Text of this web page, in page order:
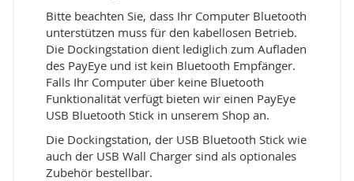
Bitte beachten Sie, dass Ihr Computer Bluetooth
unterstützen muss für den kabellosen Betrieb.
Die Dockingstation dient lediglich zum Aufladen
des PayEye und ist kein Bluetooth Empfänger.
Falls Ihr Computer über keine Bluetooth
Funktionalität verfügt bieten wir einen PayEye
USB Bluetooth Stick in unserem Shop an.
Die Dockingstation, der USB Bluetooth Stick wie
auch der USB Wall Charger sind als optionales
Zubehör bestellbar.